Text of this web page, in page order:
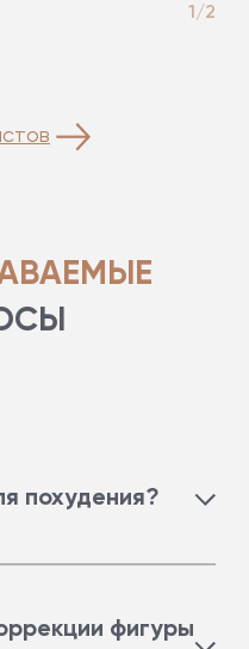
1/2
похудения?
фигуры